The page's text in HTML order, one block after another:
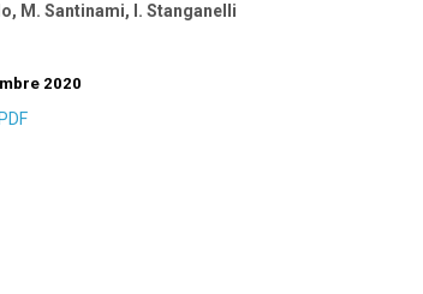
M. Santinami, I. Stanganelli
2020